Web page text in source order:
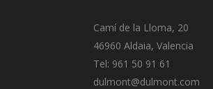
Camí de la Lloma, 20
46960 Aldaia, Valencia
Tel: 961 50 91 61
dulmont@dulmont.com